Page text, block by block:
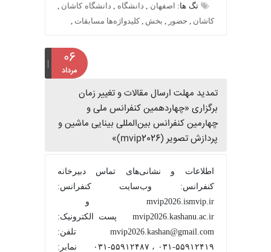
تگ ها: اصفهان ,دانشگاه,دانشگاه کاشان,
,حضور ,بخش , کلیدواژه‌ها مسابقات,
۰۶
مرداد
تمدید مهلت ارسال مقالات و تغییر زمان
برگزاری «چهاردهمین کنفرانس ملی و
چهارمین کنفرانس بین‌المللی بینایی ماشین و
پردازش تصویر (mvip2026)»
اطلاعات و نشانی‌های تماس دبیرخانه
کنفرانس: وب‌سایت کنفرانس:
mvip2026.ismvip.ir و
mvip2026.kashanu.ac.ir پست الکترونیک:
mvip2026.kashan@gmail.com تلفن:
۵۵۹۱۲۴۱۹-۰۳۱ ، ۵۵۹۱۲۴۸۷-۰۳۱ نمابر: